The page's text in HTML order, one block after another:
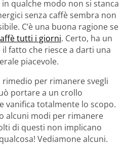
qualche modo non si stanca
senza caffè sembra non
C’è una buona ragione se
tutti i giorni. Certo, ha un
fatto che riesce a darti una
piacevole.
per rimanere svegli
portare a un crollo
vanifica totalmente lo scopo.
alcuni modi per rimanere
di questi non implicano
Vediamone alcuni.